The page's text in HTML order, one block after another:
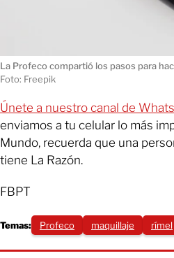
La Profeco compartió los pasos para
Foto: Freepik
Únete a nuestro canal de
enviamos a tu celular lo más
Mundo, recuerda que una
tiene La Razón.
FBPT
Temas: Profeco maquillaje rímel